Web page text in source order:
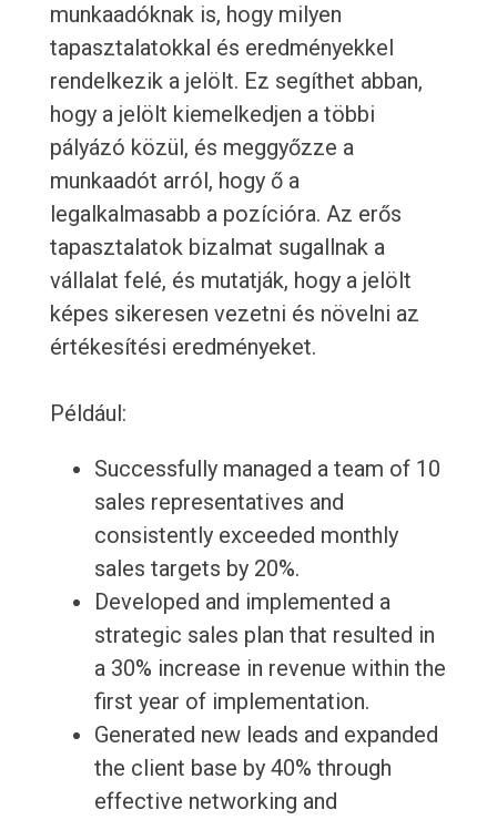
munkaadóknak is, hogy milyen
tapasztalatokkal és eredményekkel
rendelkezik a jelölt. Ez segíthet abban,
hogy a jelölt kiemelkedjen a többi
pályázó közül, és meggyőzze a
munkaadót arról, hogy ő a
legalkalmasabb a pozícióra. Az erős
tapasztalatok bizalmat sugallnak a
vállalat felé, és mutatják, hogy a jelölt
képes sikeresen vezetni és növelni az
értékesítési eredményeket.
Például:
Successfully managed a team of 10
sales representatives and
consistently exceeded monthly
sales targets by 20%.
Developed and implemented a
strategic sales plan that resulted in
a 30% increase in revenue within the
first year of implementation.
Generated new leads and expanded
the client base by 40% through
effective networking and